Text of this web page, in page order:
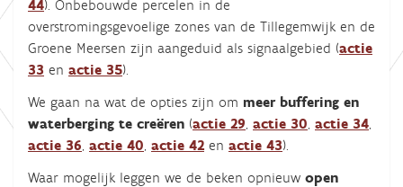
44). Onbebouwde percelen in de
overstromingsgevoelige zones van de Tillegemwijk en de
Groene Meersen zijn aangeduid als signaalgebied (actie
33 en actie 35).
We gaan na wat de opties zijn om meer buffering en
waterberging te creëren (actie 29 actie 30 actie 34
actie 36 actie 40 actie 42 en actie 43).
Waar mogelijk leggen we de beken opnieuw open